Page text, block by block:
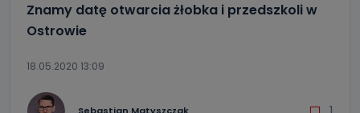
Znamy datę otwarcia żłobka i przedszkoli w
Ostrowie
18.05.2020 13:09
Sebastian Matyszczak